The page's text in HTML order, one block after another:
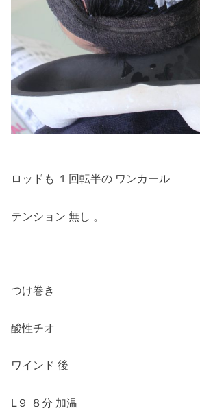
ロッドも １回転半の ワンカール
テンション 無し 。
つけ巻き
酸性チオ
ワインド 後
L９ ８分 加温